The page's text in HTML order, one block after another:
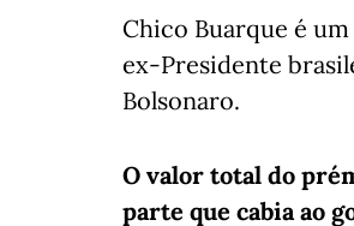
Chico Buarque é
ex-Presidente
Bolsonaro.
O valor total do
parte que cabia ao